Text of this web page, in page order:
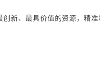
新、最具价值的资源，精